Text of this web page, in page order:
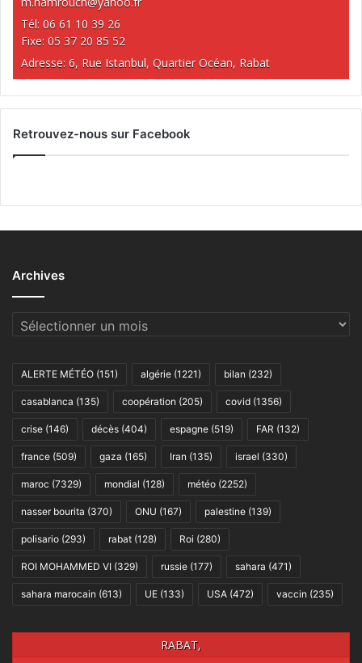
Tél: 06 61 10 39 26
Fixe: 05 37 20 85 52
Adresse: 6, Rue Istanbul, Quartier Océan, Rabat
Retrouvez-nous sur Facebook
Archives
Archives
ALERTE MÉTÉO (151) algérie (1221) bilan (232)
casablanca (135) coopération (205) covid (1356)
crise (146) décès (404) espagne (519) FAR (132)
france (509) gaza (165) Iran (135) israel (330)
maroc (7329) mondial (128) météo (2252)
nasser bourita (370) ONU (167) palestine (139)
polisario (293) rabat (128) Roi (280)
ROI MOHAMMED VI (329) russie (177) sahara (471)
sahara marocain (613) UE (133) USA (472) vaccin (235)
RABAT,